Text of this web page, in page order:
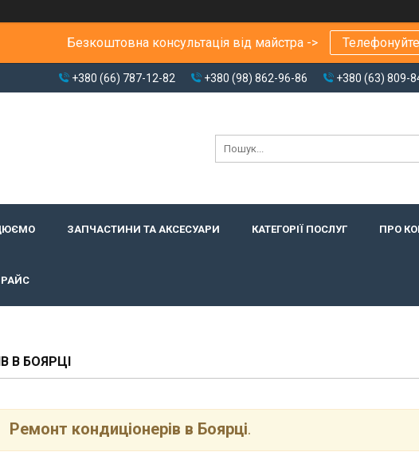
Безкоштовна консультація від майстра -> Телефонуйте
+380 (66) 787-12-82 +380 (98) 862-96-86 +380 (63) 809-
ЗАПЧАСТИНИ ТА АКСЕСУАРИ КАТЕГОРІЇ ПОСЛУГ ПРО
В БОЯРЦІ
Ремонт кондиціонерів в Боярці.